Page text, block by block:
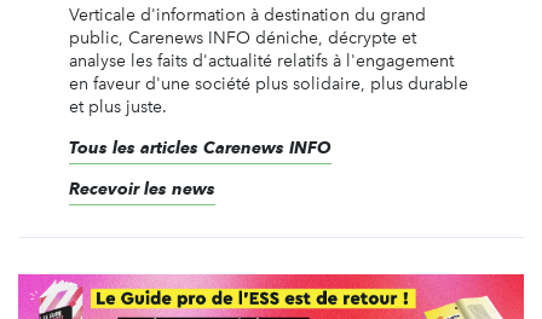
Verticale d'information à destination du grand
public, Carenews INFO déniche, décrypte et
analyse les faits d'actualité relatifs à l'engagement
en faveur d'une société plus solidaire, plus durable
et plus juste.
Tous les articles Carenews INFO
Recevoir les news